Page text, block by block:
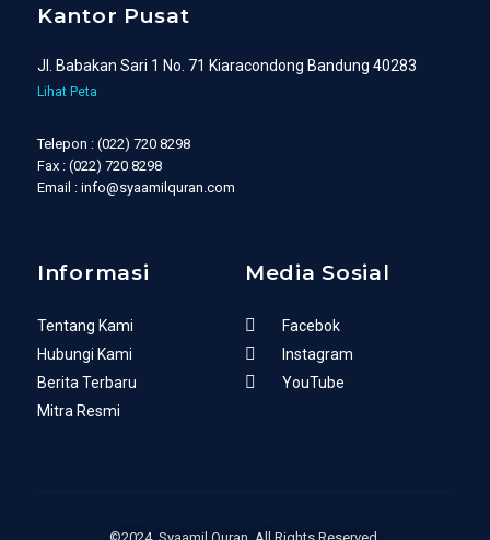
Kantor Pusat
Jl. Babakan Sari 1 No. 71 Kiaracondong Bandung 40283
Lihat Peta
Telepon : (022) 720 8298
Fax : (022) 720 8298
Email : info@syaamilquran.com
Informasi
Tentang Kami
Hubungi Kami
Berita Terbaru
Mitra Resmi
Media Sosial
Facebok
Instagram
YouTube